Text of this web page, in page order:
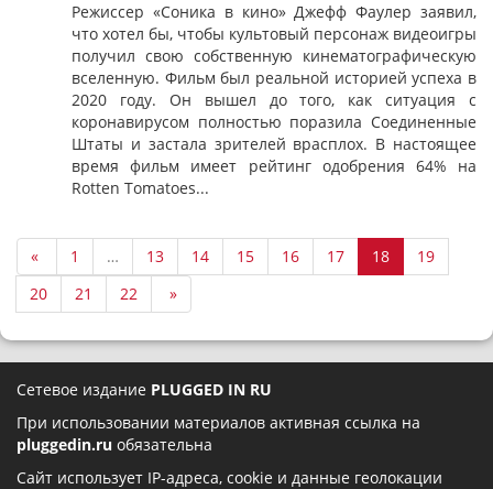
Режиссер «Соника в кино» Джефф Фаулер заявил,
что хотел бы, чтобы культовый персонаж видеоигры
получил свою собственную кинематографическую
вселенную. Фильм был реальной историей успеха в
2020 году. Он вышел до того, как ситуация с
коронавирусом полностью поразила Соединенные
Штаты и застала зрителей врасплох. В настоящее
время фильм имеет рейтинг одобрения 64% на
Rotten Tomatoes...
« 1 … 13 14 15 16 17 18
19
20
21 22 »
Сетевое издание PLUGGED IN RU
При использовании материалов активная ссылка на
pluggedin.ru обязательна
Сайт использует IP-адреса, cookie и данные геолокации